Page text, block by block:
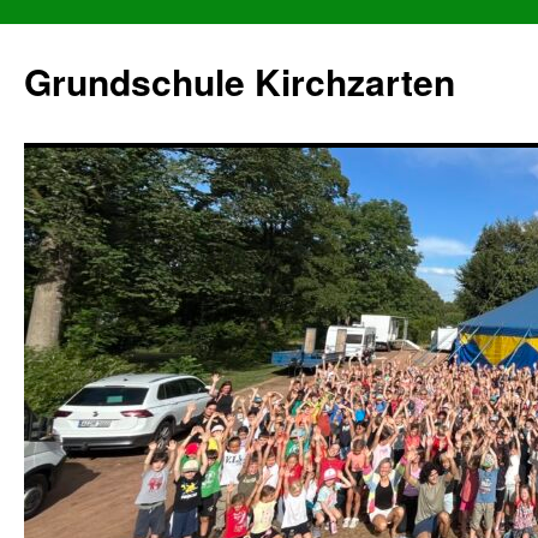
Grundschule Kirchzarten